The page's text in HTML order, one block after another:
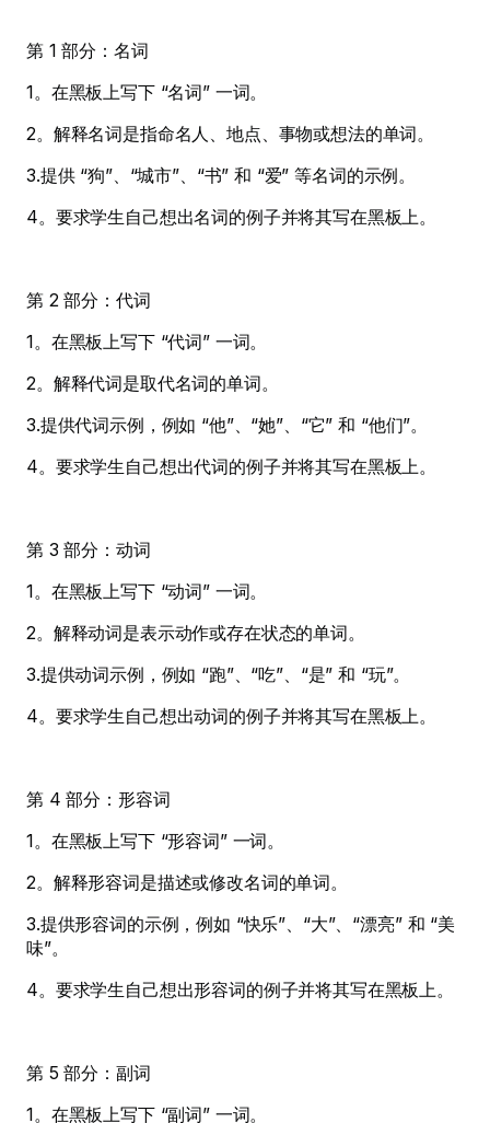
第 1 部分：名词
1。在黑板上写下 “名词” 一词。
2。解释名词是指命名人、地点、事物或想法的单词。
3.提供 “狗”、“城市”、“书” 和 “爱” 等名词的示例。
4。要求学生自己想出名词的例子并将其写在黑板上。
第 2 部分：代词
1。在黑板上写下 “代词” 一词。
2。解释代词是取代名词的单词。
3.提供代词示例，例如 “他”、“她”、“它” 和 “他们”。
4。要求学生自己想出代词的例子并将其写在黑板上。
第 3 部分：动词
1。在黑板上写下 “动词” 一词。
2。解释动词是表示动作或存在状态的单词。
3.提供动词示例，例如 “跑”、“吃”、“是” 和 “玩”。
4。要求学生自己想出动词的例子并将其写在黑板上。
第 4 部分：形容词
1。在黑板上写下 “形容词” 一词。
2。解释形容词是描述或修改名词的单词。
3.提供形容词的示例，例如 “快乐”、“大”、“漂亮” 和 “美
味”。
4。要求学生自己想出形容词的例子并将其写在黑板上。
第 5 部分：副词
1。在黑板上写下 “副词” 一词。